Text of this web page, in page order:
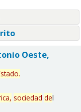
Oeste,
.
sociedad del